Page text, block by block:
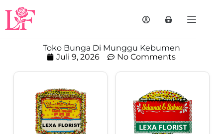
Toko Bunga Di Munggu Kebumen
Juli 9, 2026
No Comments